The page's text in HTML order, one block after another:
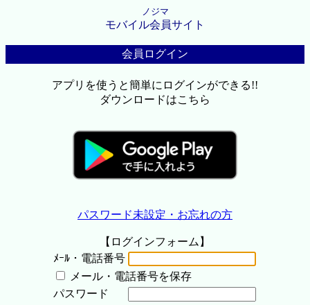
ノジマ
モバイル会員サイト
会員ログイン
アプリを使うと簡単にログインができる!!
ダウンロードはこちら
パスワード未設定・お忘れの方
【ログインフォーム】
ﾒｰﾙ・電話番号
メール・電話番号を保存
パスワード